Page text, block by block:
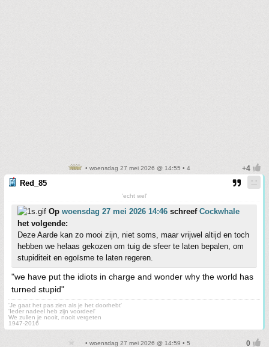
• woensdag 27 mei 2026 @ 14:55 • 4
Red_85
'echt wel'
Op woensdag 27 mei 2026 14:46 schreef Cockwhale
het volgende:
Deze Aarde kan zo mooi zijn, niet soms, maar vrijwel altijd en toch
hebben we helaas gekozen om tuig de sfeer te laten bepalen, om
stupiditeit en egoïsme te laten regeren.
"we have put the idiots in charge and wonder why the world has
turned stupid"
'Je gaat het pas zien als je het doorhebt'
'Ieder nadeel heb zijn voordeel'
We zullen je nooit, nooit vergeten
1947-2016
• woensdag 27 mei 2026 @ 14:59 • 5